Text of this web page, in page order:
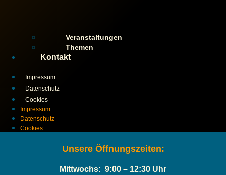
Veranstaltungen
Themen
Kontakt
Impressum
Datenschutz
Cookies
Impressum
Datenschutz
Cookies
Unsere Öffnungszeiten:
Mittwochs: 9:00 – 12:30 Uhr